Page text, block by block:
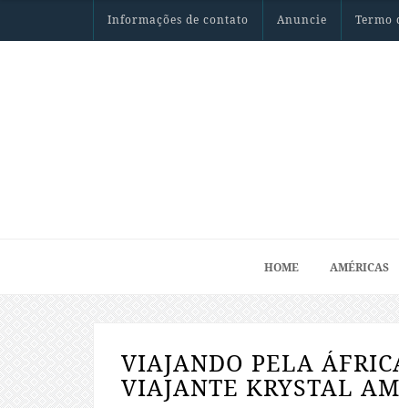
Informações de contato Anuncie Termo
HOME AMÉRICAS
VIAJANDO PELA
VIAJANTE KRYSTAL